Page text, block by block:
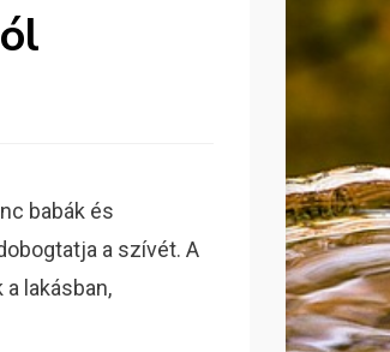
babák és
a szívét. A
lakásban,